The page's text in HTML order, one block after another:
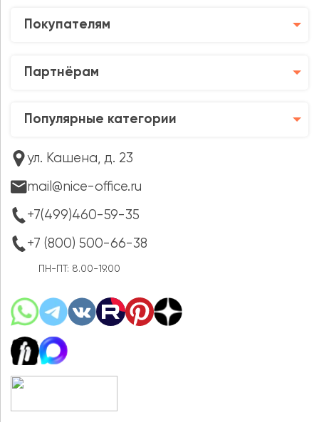
Покупателям
Партнёрам
Популярные категории
ул. Кашена, д. 23
mail@nice-office.ru
+7(499)460-59-35
+7 (800) 500-66-38
ПН-ПТ: 8.00-19.00